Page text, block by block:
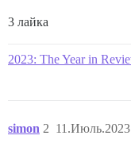
3 лайка
2023: The Year in
simon 2